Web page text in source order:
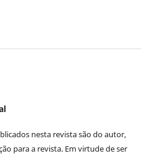
nesta revista são do autor,
para a revista. Em virtude de ser